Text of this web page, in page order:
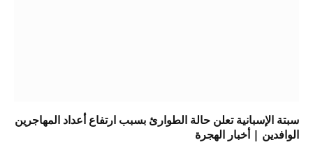
سبتة الإسبانية تعلن حالة الطوارئ بسبب ارتفاع أعداد المهاجرين
الوافدين | أخبار الهجرة